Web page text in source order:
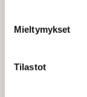
Mieltymykset
Tilastot
Valitse
MÄÄRÄ: